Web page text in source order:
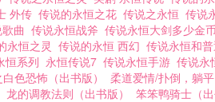
外传 传说的永恒之花 传说之永恒 传说
曲 传说永恒战斧 传说永恒大剑多少金币
永恒之灵 传说的永恒 西幻 传说永恒和
恒系列 永恒传说7 传说永恒手游 传说永
色恐怖（出书版） 柔道爱情/扑倒，躺平
龙的调教法则（出书版） 笨笨鸭骑士（